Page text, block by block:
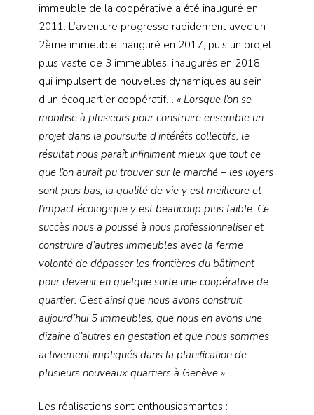
immeuble de la coopérative a été inauguré en
2011. L’aventure progresse rapidement avec un
2ème immeuble inauguré en 2017, puis un projet
plus vaste de 3 immeubles, inaugurés en 2018,
qui impulsent de nouvelles dynamiques au sein
d’un écoquartier coopératif… « Lorsque l’on se
mobilise à plusieurs pour construire ensemble un
projet dans la poursuite d’intérêts collectifs, le
résultat nous paraît infiniment mieux que tout ce
que l’on aurait pu trouver sur le marché – les loyers
sont plus bas, la qualité de vie y est meilleure et
l’impact écologique y est beaucoup plus faible. Ce
succès nous a poussé à nous professionnaliser et
construire d’autres immeubles avec la ferme
volonté de dépasser les frontières du bâtiment
pour devenir en quelque sorte une coopérative de
quartier. C’est ainsi que nous avons construit
aujourd’hui 5 immeubles, que nous en avons une
dizaine d’autres en gestation et que nous sommes
activement impliqués dans la planification de
plusieurs nouveaux quartiers à Genève »….
Les réalisations sont enthousiasmantes :